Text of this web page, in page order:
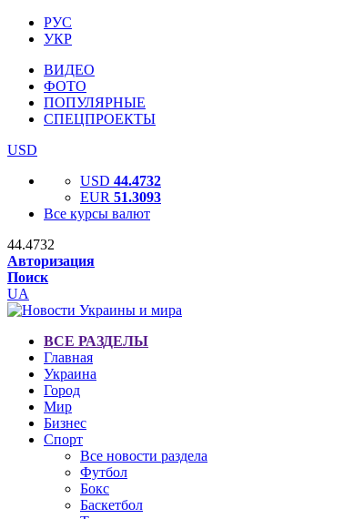
РУС
УКР
ВИДЕО
ФОТО
ПОПУЛЯРНЫЕ
СПЕЦПРОЕКТЫ
USD
USD 44.4732
EUR 51.3093
Все курсы валют
44.4732
Авторизация
Поиск
UA
ВСЕ РАЗДЕЛЫ
Главная
Украина
Город
Мир
Бизнес
Спорт
Все новости раздела
Футбол
Бокс
Баскетбол